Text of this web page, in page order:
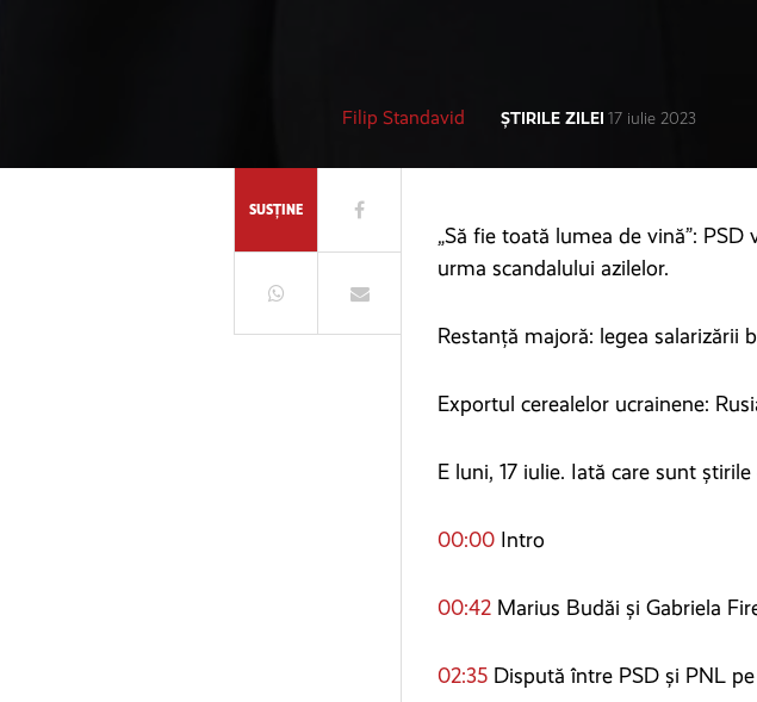
Filip Standavid ȘTIRILE ZILEI 17 iulie 2023
SUSȚINE
„Să fie toată lumea de vină”:
urma scandalului azilelor.
Restanță majoră: legea salarizării
Exportul cerealelor ucrainene:
E luni, 17 iulie. Iată care sunt știrile
00:00 Intro
00:42 Marius Budăi și Gabriela
02:35 Dispută între PSD și PNL